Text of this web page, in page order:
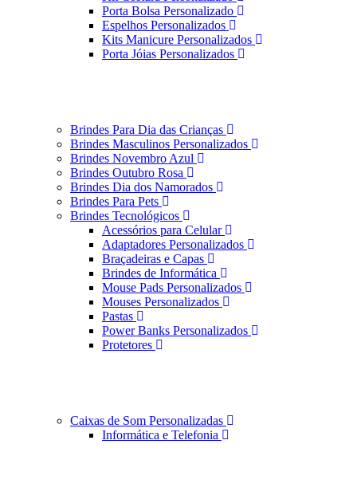
Porta Bolsa Personalizado
Espelhos Personalizados
Kits Manicure Personalizados
Porta Jóias Personalizados
Brindes Para Dia das Crianças
Brindes Masculinos Personalizados
Brindes Novembro Azul
Brindes Outubro Rosa
Brindes Dia dos Namorados
Brindes Para Pets
Brindes Tecnológicos
Acessórios para Celular
Adaptadores Personalizados
Braçadeiras e Capas
Brindes de Informática
Mouse Pads Personalizados
Mouses Personalizados
Pastas
Power Banks Personalizados
Protetores
Caixas de Som Personalizadas
Informática e Telefonia